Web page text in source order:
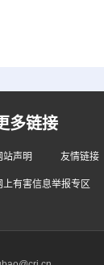
多链接
站声明 友情链接
上有害信息举报专区